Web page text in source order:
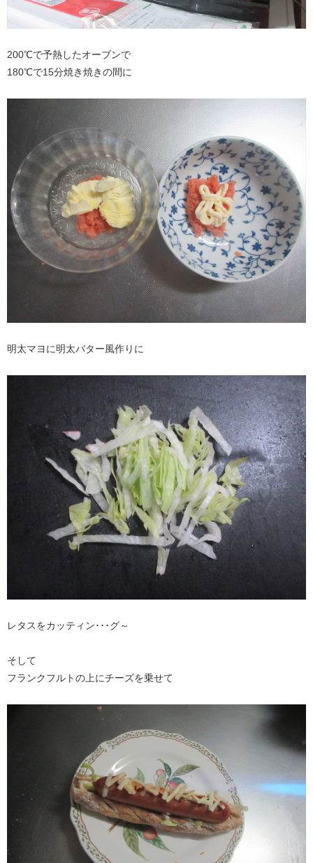
200℃で予熱したオーブンで
180℃で15分焼き焼きの間に
明太マヨに明太バター風作りに
レタスをカッティン･･･グ～
そして
フランクフルトの上にチーズを乗せて